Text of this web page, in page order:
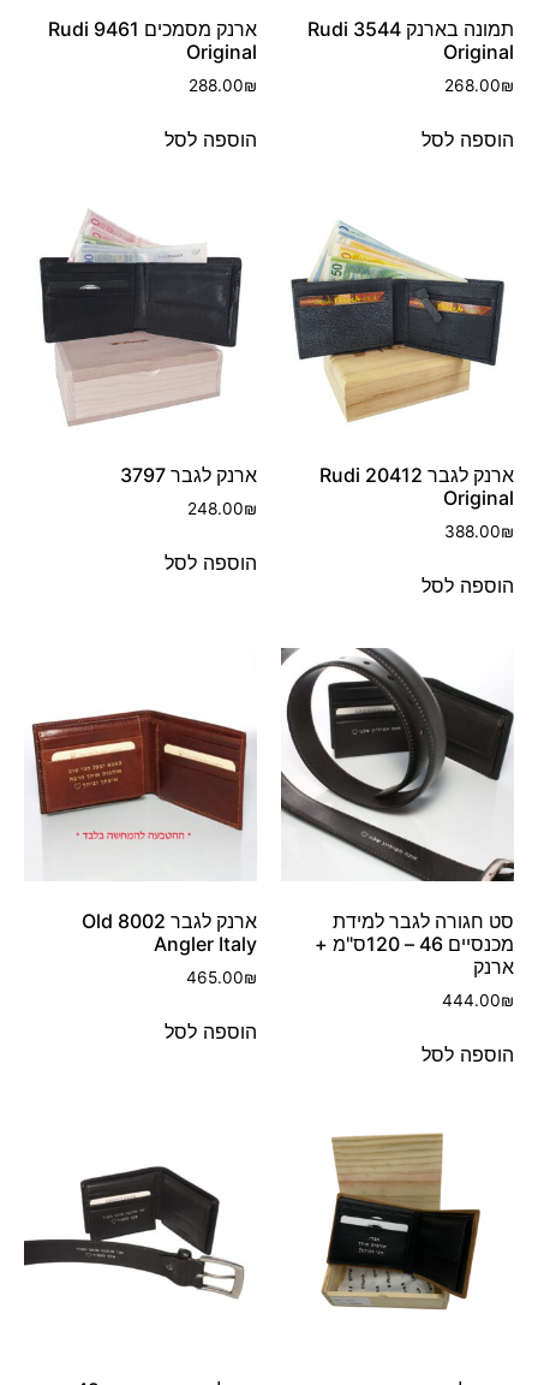
תמונה בארנק 3544 Rudi
Original
268.00₪
הוספה לסל
ארנק מסמכים 9461 Rudi
Original
288.00₪
הוספה לסל
ארנק לגבר 20412 Rudi
Original
388.00₪
הוספה לסל
ארנק לגבר 3797
248.00₪
הוספה לסל
סט חגורה לגבר למידת
מכנסיים 46 – 120ס"מ +
ארנק
444.00₪
הוספה לסל
ארנק לגבר 8002 Old
Angler Italy
465.00₪
הוספה לסל